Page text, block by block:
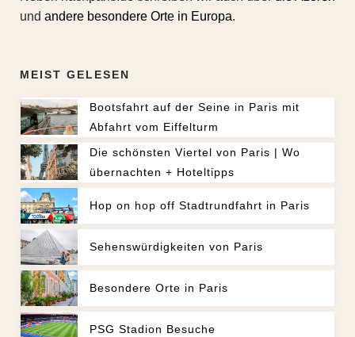
und andere besondere Orte in Europa.
MEIST GELESEN
Bootsfahrt auf der Seine in Paris mit
Abfahrt vom Eiffelturm
Die schönsten Viertel von Paris | Wo
übernachten + Hoteltipps
Hop on hop off Stadtrundfahrt in Paris
Sehenswürdigkeiten von Paris
Besondere Orte in Paris
PSG Stadion Besuche